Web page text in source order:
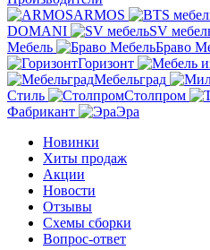
ARMOS
DOMANI
SV
Мебель
Браво
Горизонт
Мебельград
Стиль
Столпром
Фабрикант
Эра
Новинки
Хиты продаж
Акции
Новости
Отзывы
Схемы сборки
Вопрос-ответ